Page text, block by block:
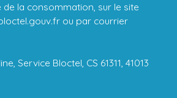
de la consommation, sur le site
ou par courrier
Service Bloctel, CS 61311, 41013